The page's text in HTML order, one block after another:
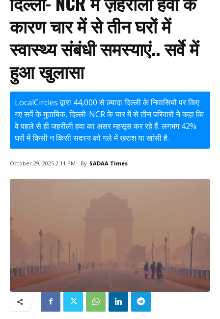
कारण चार में से तीन घरों में
स्वास्थ्य संबंधी समस्याएं.. सर्वे में
हुआ खुलासा
LocalCircles द्वारा 44,000 से ज़्यादा दिल्ली के निवासियों पर किए
गए सर्वे के मुताबिक, दिल्ली-NCR के चार में से तीन परिवारों ने कहा कि
वे पहले से ही जहरीली हवा का असर महसूस कर रहे हैं. लगभग 42%
घरों में किसी न किसी सदस्य को गले में खराश या खांसी है.
October 29, 2025 2:11 PM By SADAA Times